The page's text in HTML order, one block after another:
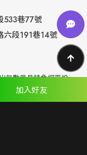
533巷77號
六段191巷14號
無數最具特色網頁設
，我們仍不斷學習推
加入好友